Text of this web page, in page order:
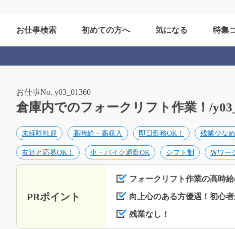
お仕事検索 初めての方へ 気になる 特集
お仕事No. y03_01360
倉庫内でのフォークリフト作業！/
未経験歓迎 高時給・高収入 即日勤務OK！ 残業少なめ
友達と応募OK！ 車・バイク通勤OK シフト制 Ｗワー
PRポイント
フォークリフト作業の高時
向上心のある方優遇！初心
残業なし！